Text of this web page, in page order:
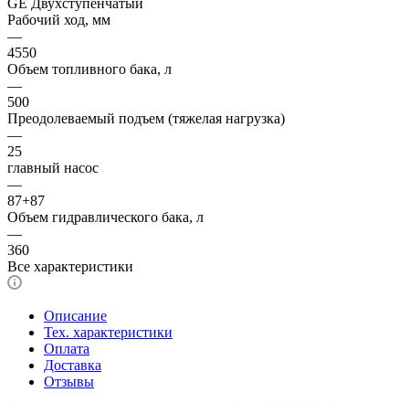
Рабочий ход, мм
—
4550
Объем топливного бака, л
—
500
Преодолеваемый подъем (тяжелая нагрузка)
—
25
главный насос
—
87+87
Объем гидравлического бака, л
—
360
Все характеристики
Описание
Тех. характеристики
Оплата
Доставка
Отзывы